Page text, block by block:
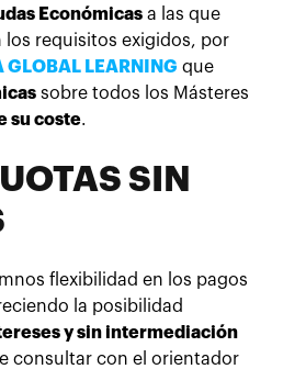
Económicas a las que
los requisitos exigidos, por
GLOBAL LEARNING que
sobre todos los Másteres
su coste.
SIN
flexibilidad en los pagos
la posibilidad
y sin intermediación
consultar con el orientador